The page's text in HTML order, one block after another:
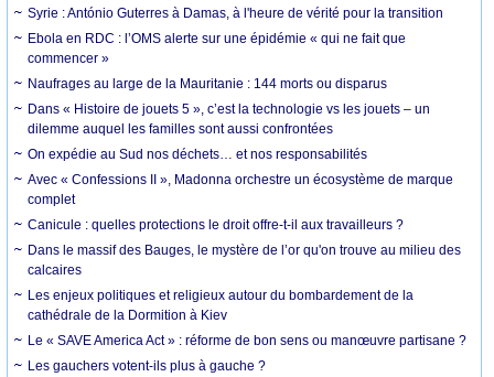
Syrie : António Guterres à Damas, à l'heure de vérité pour la transition
Ebola en RDC : l’OMS alerte sur une épidémie « qui ne fait que
commencer »
Naufrages au large de la Mauritanie : 144 morts ou disparus
Dans « Histoire de jouets 5 », c’est la technologie vs les jouets – un
dilemme auquel les familles sont aussi confrontées
On expédie au Sud nos déchets… et nos responsabilités
Avec « Confessions II », Madonna orchestre un écosystème de marque
complet
Canicule : quelles protections le droit offre-t-il aux travailleurs ?
Dans le massif des Bauges, le mystère de l’or qu'on trouve au milieu des
calcaires
Les enjeux politiques et religieux autour du bombardement de la
cathédrale de la Dormition à Kiev
Le « SAVE America Act » : réforme de bon sens ou manœuvre partisane ?
Les gauchers votent-ils plus à gauche ?